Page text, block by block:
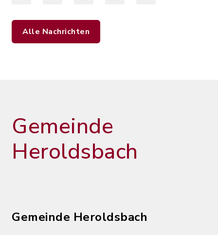
Alle Nachrichten
Gemeinde
Heroldsbach
Gemeinde Heroldsbach